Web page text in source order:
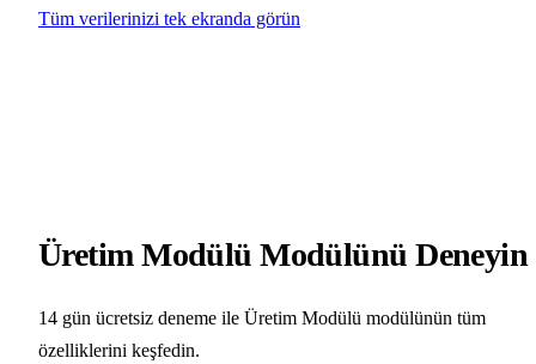
Tüm verilerinizi tek ekranda görün
Üretim Modülü Modülünü Deneyin
14 gün ücretsiz deneme ile Üretim Modülü modülünün tüm
özelliklerini keşfedin.